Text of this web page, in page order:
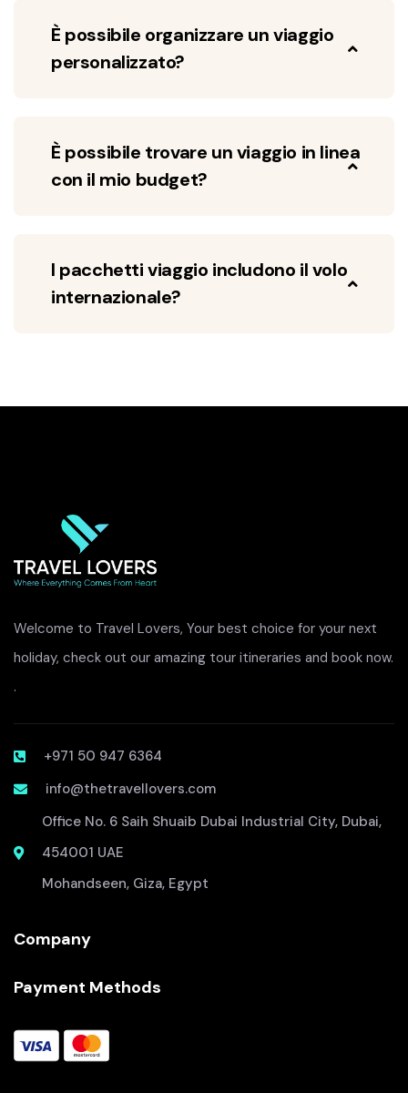
È possibile organizzare un viaggio
personalizzato?
È possibile trovare un viaggio in linea
con il mio budget?
I pacchetti viaggio includono il volo
internazionale?
Welcome to Travel Lovers, Your best choice for your next
holiday, check out our amazing tour itineraries and book now.
.
+971 50 947 6364
info@thetravellovers.com
Office No. 6 Saih Shuaib Dubai Industrial City, Dubai,
454001 UAE
Mohandseen, Giza, Egypt
Company
Payment Methods